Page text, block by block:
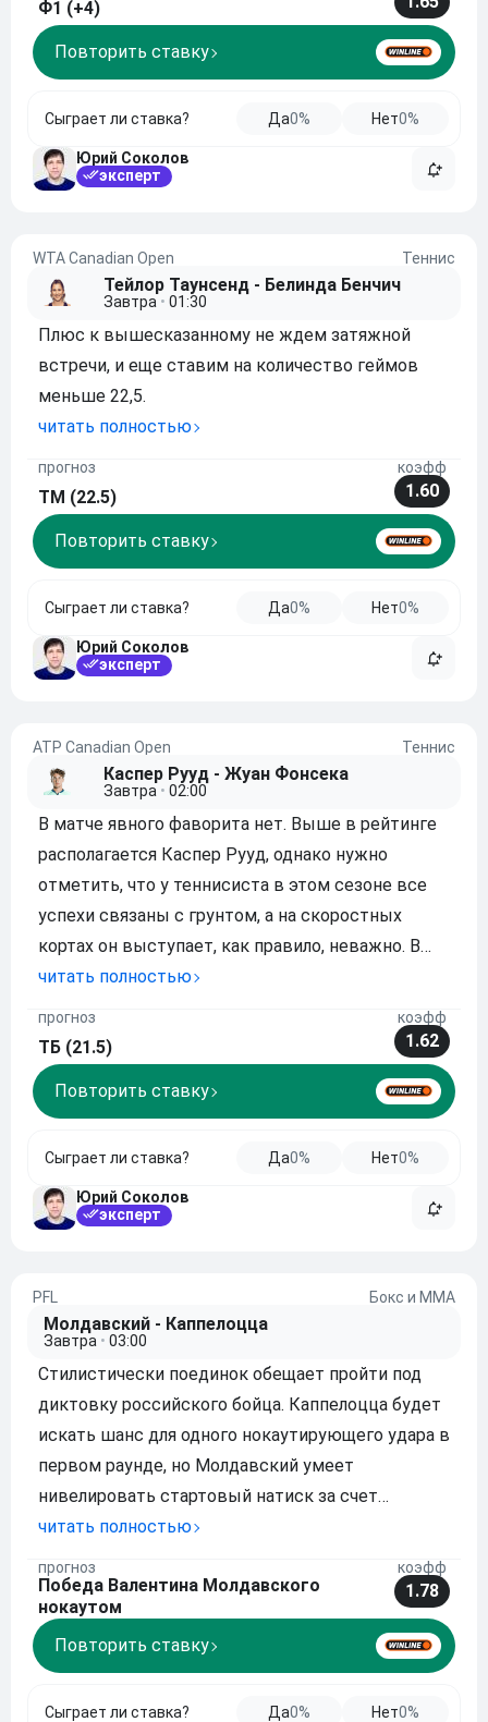
получится.
Ф1 (+4)
Повторить ставку
Сыграет ли ставка? Да0% Нет0%
Юрий Соколов
эксперт
WTA Canadian Open Теннис
Тейлор Таунсенд - Белинда Бенчич
Завтра • 01:30
Плюс к вышесказанному не ждем затяжной
встречи, и еще ставим на количество геймов
меньше 22,5.
читать полностью
прогноз
ТМ (22.5)
коэфф
1.60
Повторить ставку
Сыграет ли ставка? Да0% Нет0%
Юрий Соколов
эксперт
ATP Canadian Open Теннис
Каспер Рууд - Жуан Фонсека
Завтра • 02:00
В матче явного фаворита нет. Выше в рейтинге
располагается Каспер Рууд, однако нужно
отметить, что у теннисиста в этом сезоне все
успехи связаны с грунтом, а на скоростных
кортах он выступает, как правило, неважно. В
свою очередь и Жуан Фонсека не особо
неудачными. Поэтому предполагаем, что, как и
на «Ролан Гарр
читать полностью
прогноз
ТБ (21.5)
коэфф
1.62
Повторить ставку
Сыграет ли ставка? Да0% Нет0%
Юрий Соколов
эксперт
PFL Бокс и ММА
Молдавский - Каппелоцца
Завтра • 03:00
Стилистически поединок обещает пройти под
диктовку российского бойца. Каппелоцца будет
искать шанс для одного нокаутирующего удара в
первом раунде, но Молдавский умеет
нивелировать стартовый натиск за счет
грамотной работы в клинче и своевременных
постоянным давлением и контролем в партере,
Валентин заставит оп
читать полностью
прогноз
Победа Валентина Молдавского
нокаутом
коэфф
1.78
Повторить ставку
Сыграет ли ставка? Да0% Нет0%